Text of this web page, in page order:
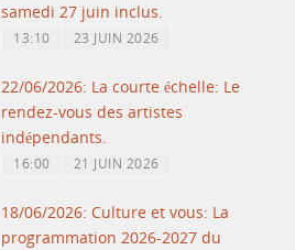
samedi 27 juin inclus.
13:10 23 JUIN 2026
22/06/2026: La courte échelle: Le
rendez-vous des artistes
indépendants.
16:00 21 JUIN 2026
18/06/2026: Culture et vous: La
programmation 2026-2027 du